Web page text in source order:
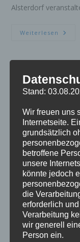
Alsterdorf
Weiterlesen Tag
2025
Kinder-
statt.
Weiterlesen
Hit-
Tag
2025
Stand:
Wir freuen uns
Internetseite.
grundsätzlich
betroffene
unsere
könnte jedoch
die
erforderlich
Verarbeitung
wir generell
Person ein.